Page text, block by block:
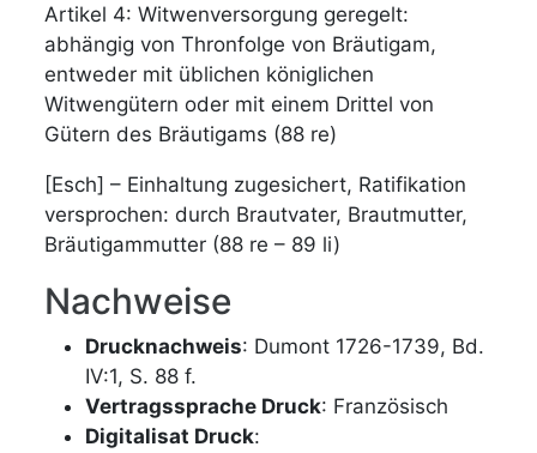
Artikel 4: Witwenversorgung geregelt:
abhängig von Thronfolge von Bräutigam,
entweder mit üblichen königlichen
Witwengütern oder mit einem Drittel von
Gütern des Bräutigams (88 re)
[Esch] – Einhaltung zugesichert, Ratifikation
versprochen: durch Brautvater, Brautmutter,
Bräutigammutter (88 re – 89 li)
Nachweise
Drucknachweis: Dumont 1726-1739, Bd.
IV:1, S. 88 f.
Vertragssprache Druck: Französisch
Digitalisat Druck: